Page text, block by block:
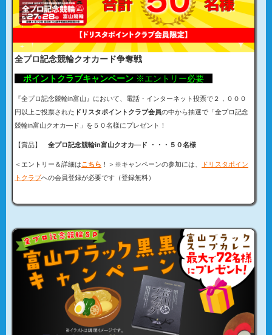
全プロ記念競輪クオカード争奪戦
ポイントクラブキャンペーン ※エントリー必要
『全プロ記念競輪in富山 』において、電話・インターネット投票で２，０００
円以上ご投票された ドリスタポイントクラブ会員の中から抽選で「全プロ記念
競輪in富山クオカ―ド」を５０名様にプレゼント！
【賞品】 全プロ記念競輪in富山クオカ―ド ・・・５０名様
＜エントリー＆詳細はこちら ！＞※キャンペーンの参加には、
ドリスタポイン
トクラブへの会員登録が必要です（登録無料）